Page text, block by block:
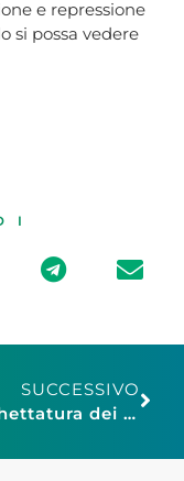
e repressione
si possa vedere
SUCCESSIVO
“L’etichettatura dei prodotti alimentari, l’adeguamento della normativa italiana a quella europea e gli aspetti sanzionatori”